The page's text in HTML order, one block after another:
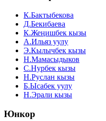
К.Бактыбекова
Д.Бекибаева
К.Жеңишбек кызы
А.Ильяз уулу
Э.Кылычбек кызы
Н.Мамасыдыков
С.Нурбек кызы
Н.Руслан кызы
Б.Ысабек уулу
Н.Эрали кызы
Юнкор